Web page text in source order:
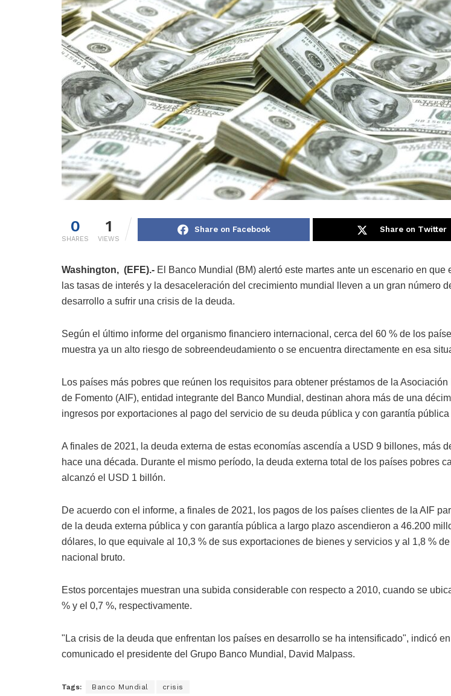
0
SHARES
1
VIEWS
Share on Facebook Share on Twitter
Washington, (EFE).- El Banco Mundial (BM) alertó este martes ante un escenario en que
las tasas de interés y la desaceleración del crecimiento mundial lleven a un gran número
desarrollo a sufrir una crisis de la deuda.
Según el último informe del organismo financiero internacional, cerca del 60 % de los
muestra ya un alto riesgo de sobreendeudamiento o se encuentra directamente en esa
Los países más pobres que reúnen los requisitos para obtener préstamos de la Asociación
de Fomento (AIF), entidad integrante del Banco Mundial, destinan ahora más de una
ingresos por exportaciones al pago del servicio de su deuda pública y con garantía
A finales de 2021, la deuda externa de estas economías ascendía a USD 9 billones, más
hace una década. Durante el mismo período, la deuda externa total de los países pobres
alcanzó el USD 1 billón.
De acuerdo con el informe, a finales de 2021, los pagos de los países clientes de la AIF
de la deuda externa pública y con garantía pública a largo plazo ascendieron a 46.200
dólares, lo que equivale al 10,3 % de sus exportaciones de bienes y servicios y al 1,8 %
nacional bruto.
Estos porcentajes muestran una subida considerable con respecto a 2010, cuando se
% y el 0,7 %, respectivamente.
"La crisis de la deuda que enfrentan los países en desarrollo se ha intensificado", indicó
comunicado el presidente del Grupo Banco Mundial, David Malpass.
Tags: Banco Mundial crisis